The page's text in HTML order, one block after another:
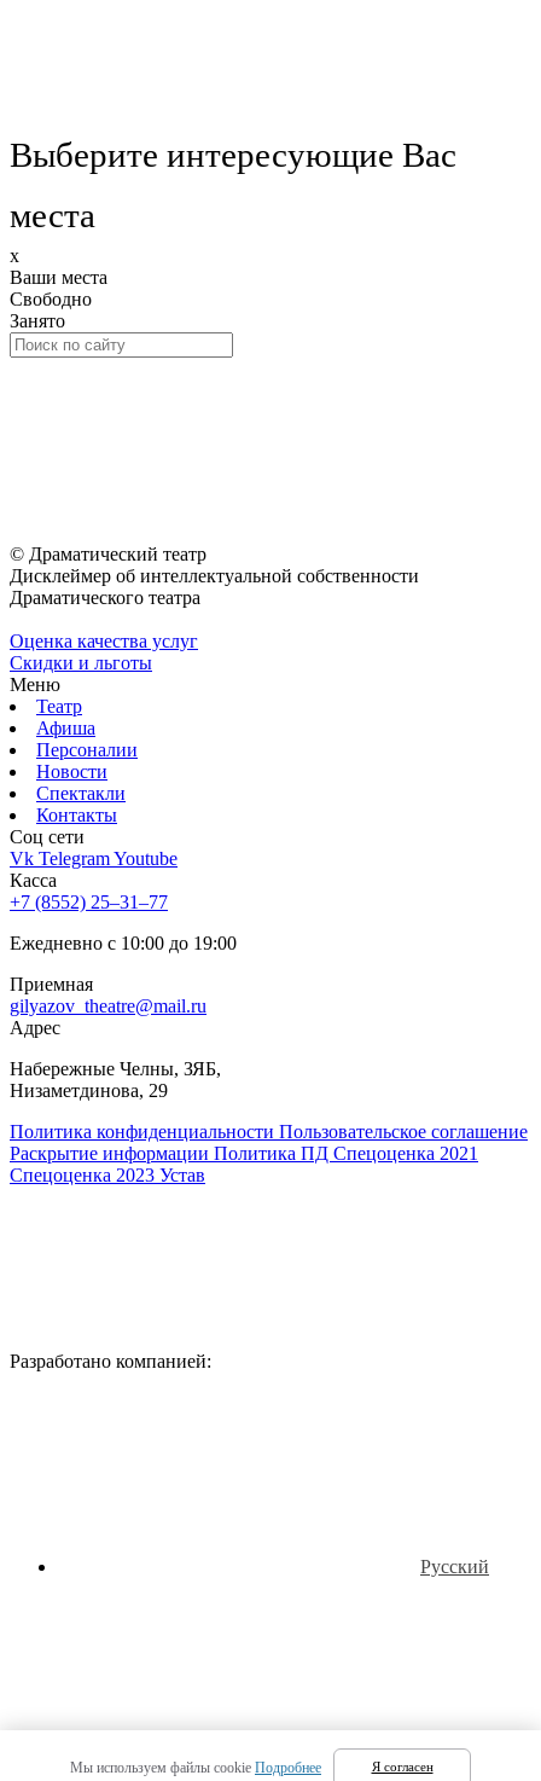
Выберите интересующие Вас
места
x
Ваши места
Свободно
Занято
© Драматический театр
Дисклеймер об интеллектуальной собственности
Драматического театра
Оценка качества услуг
Скидки и льготы
Меню
Театр
Афиша
Персоналии
Новости
Спектакли
Контакты
Соц cети
Vk TelegramYoutube
Касса
+7 (8552) 25‒31‒77
Ежедневно с 10:00 до 19:00
Приемная
gilyazov_theatre@mail.ru
Адрес
​Набережные Челны, ЗЯБ,
Низаметдинова, 29
Политика конфиденциальности Пользовательское соглашение
Раскрытие информации Политика ПД Спецоценка 2021
Спецоценка 2023 Устав
Разработано компанией:
Мы используем файлы cookie Подробнее Я согласен
Русский
Татарский
Татарский)